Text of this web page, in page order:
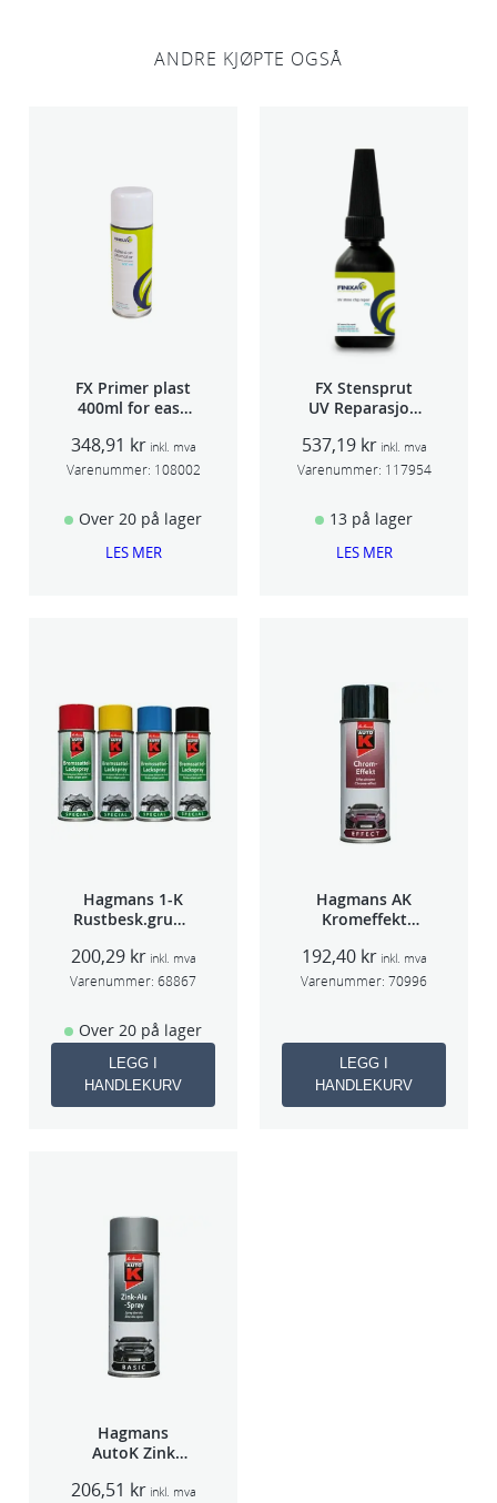
ANDRE KJØPTE OGSÅ
FX Primer plast
400ml for easy
TSP 030
348,91 kr inkl. mva
Varenummer: 108002
Over 20 på lager
LES MER
FX Stensprut
UV Reparasjon
537,19 kr inkl. mva
Varenummer: 117954
13 på lager
LES MER
Hagmans 1-K
Rustbesk.grunn
200,29 kr inkl. mva
Varenummer: 68867
Over 20 på lager
LEGG I
HANDLEKURV
Hagmans AK
Kromeffekt
192,40 kr inkl. mva
Varenummer: 70996
LEGG I
HANDLEKURV
Hagmans
AutoK Zink
206,51 kr inkl. mva